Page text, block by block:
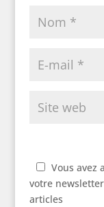
Vous avez
votre
articles